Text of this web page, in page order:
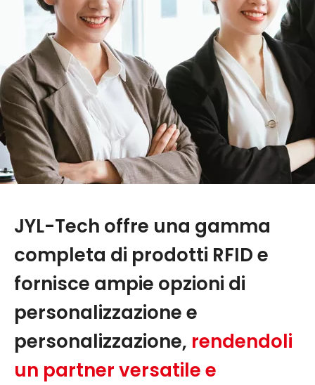
JYL-Tech offre una gamma
completa di prodotti RFID e
fornisce ampie opzioni di
personalizzazione e
personalizzazione, rendendoli
un partner versatile e